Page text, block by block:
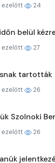
ezelőtt 24
belül
ezelőtt 27
tartották
ezelőtt 26
Szolnoki
ezelőtt 26